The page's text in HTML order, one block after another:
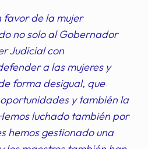
favor de la mujer
no solo al Gobernador
Judicial con
a las mujeres y
forma desigual, que
y también la
luchado también por
hemos gestionado una